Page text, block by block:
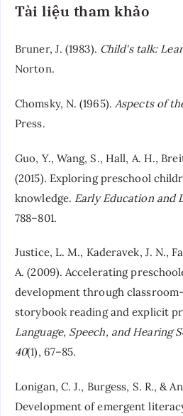
Tài liệu tham khảo
Bruner, J. (1983). Child's talk:
Norton.
Chomsky, N. (1965). Aspects of
Press.
Guo, Y., Wang, S., Hall, A. H.,
(2015). Exploring preschool
knowledge. Early Education and
788–801.
Justice, L. M., Kaderavek, J. N.,
A. (2009). Accelerating
development through
storybook reading and explicit
Language, Speech, and Hearing
40(1), 67–85.
Lonigan, C. J., Burgess, S. R., &
Development of emergent